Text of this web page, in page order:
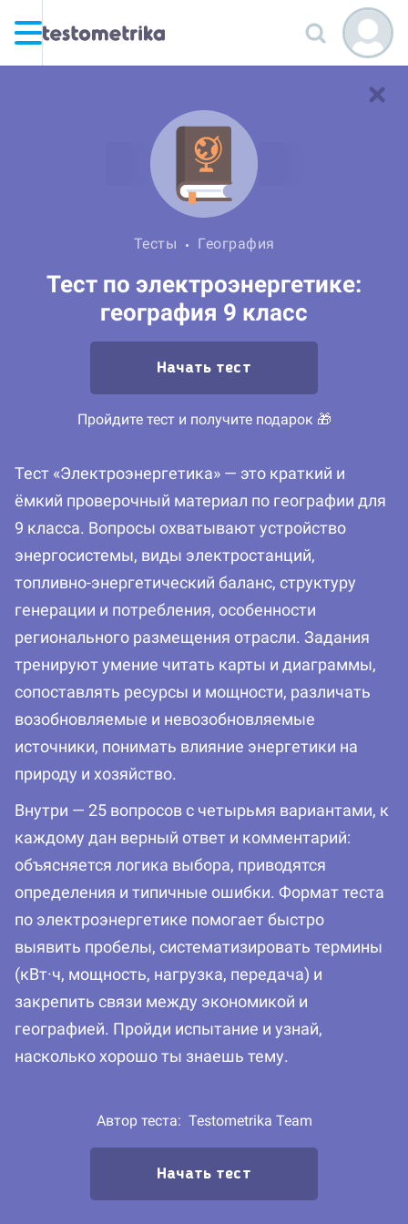
Тесты География
Тест по электроэнергетике:
география 9 класс
Начать тест
Пройдите тест и получите подарок 🎁
Тест «Электроэнергетика» — это краткий и
ёмкий проверочный материал по географии для
9 класса. Вопросы охватывают устройство
энергосистемы, виды электростанций,
топливно-энергетический баланс, структуру
генерации и потребления, особенности
регионального размещения отрасли. Задания
тренируют умение читать карты и диаграммы,
сопоставлять ресурсы и мощности, различать
возобновляемые и невозобновляемые
источники, понимать влияние энергетики на
природу и хозяйство.
Внутри — 25 вопросов с четырьмя вариантами, к
каждому дан верный ответ и комментарий:
объясняется логика выбора, приводятся
определения и типичные ошибки. Формат теста
по электроэнергетике помогает быстро
выявить пробелы, систематизировать термины
(кВт·ч, мощность, нагрузка, передача) и
закрепить связи между экономикой и
географией. Пройди испытание и узнай,
насколько хорошо ты знаешь тему.
Автор теста: Testometrika Team
Начать тест